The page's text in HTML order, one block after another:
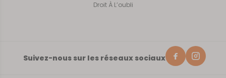
Droit À L’oubli
Suivez-nous sur les réseaux sociaux